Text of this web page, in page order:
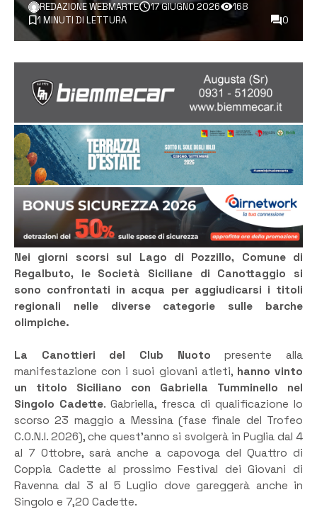
REDAZIONE WEBMARTE 17 GIUGNO 2026
168
1 MINUTI DI LETTURA
0
Nei giorni scorsi sul Lago di Pozzillo, Comune di
Regalbuto, le Società Siciliane di Canottaggio si
sono confrontati in acqua per aggiudicarsi i titoli
regionali nelle diverse categorie sulle barche
olimpiche.
La Canottieri del Club Nuoto presente alla
manifestazione con i suoi giovani atleti, hanno vinto
un titolo Siciliano con Gabriella Tumminello nel
Singolo Cadette. Gabriella, fresca di qualificazione lo
scorso 23 maggio a Messina (fase finale del Trofeo
C.O.N.I. 2026), che quest’anno si svolgerà in Puglia dal 4
al 7 Ottobre, sarà anche a capovoga del Quattro di
Coppia Cadette al prossimo Festival dei Giovani di
Ravenna dal 3 al 5 Luglio dove gareggerà anche in
Singolo e 7,20 Cadette.